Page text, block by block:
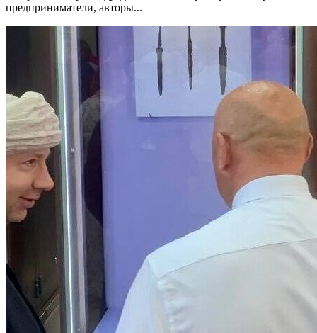
предприниматели, авторы...